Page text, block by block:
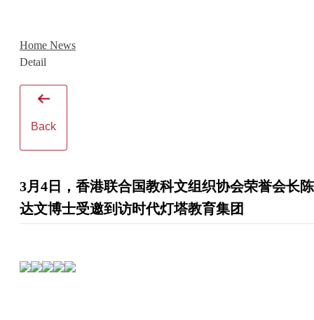
Home News
Detail
Back
3月4日，香港联合国教科文组织协会荣誉会长陈
达文博士受邀到访时代灯塔教育集团